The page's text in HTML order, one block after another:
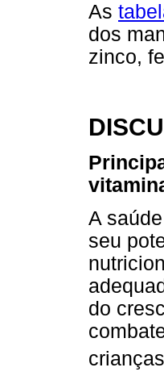
As
dos
zinco,
A
seu
do
crianças